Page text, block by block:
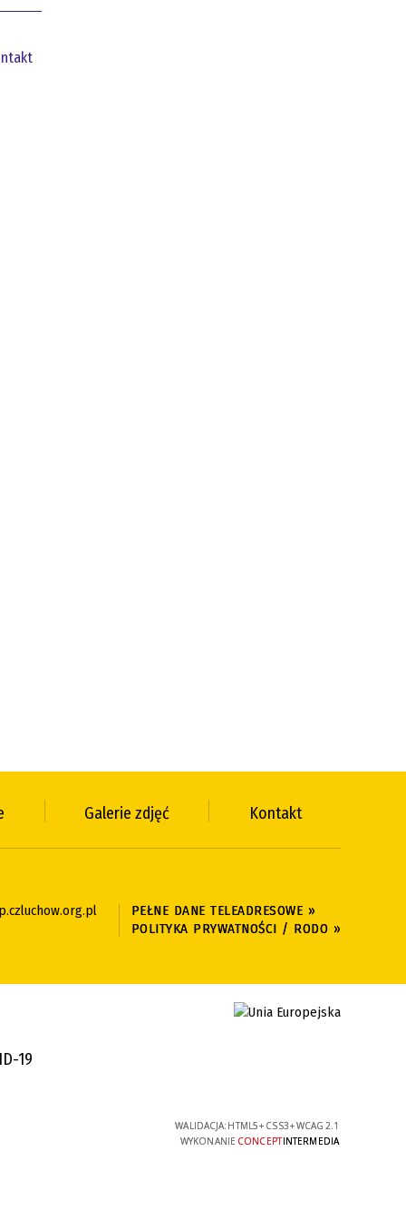
Galerie zdjęć Kontakt
PEŁNE DANE TELEADRESOWE »
POLITYKA PRYWATNOŚCI / RODO »
19
WALIDACJA: HTML5+ CSS3+WCAG 2.1
WYKONANIE CONCEPTINTERMEDIA